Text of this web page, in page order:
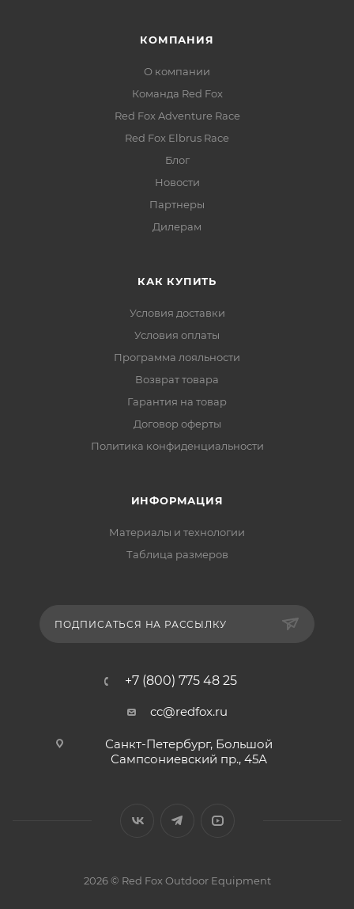
КОМПАНИЯ
О компании
Команда Red Fox
Red Fox Adventure Race
Red Fox Elbrus Race
Блог
Новости
Партнеры
Дилерам
КАК КУПИТЬ
Условия доставки
Условия оплаты
Программа лояльности
Возврат товара
Гарантия на товар
Договор оферты
Политика конфиденциальности
ИНФОРМАЦИЯ
Материалы и технологии
Таблица размеров
ПОДПИСАТЬСЯ НА РАССЫЛКУ
+7 (800) 775 48 25
cc@redfox.ru
Санкт-Петербург, Большой
Сампсониевский пр., 45А
2026 © Red Fox Outdoor Equipment